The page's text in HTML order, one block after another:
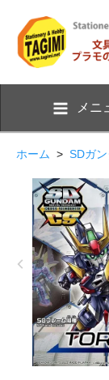
メニ
ホーム > SDガ